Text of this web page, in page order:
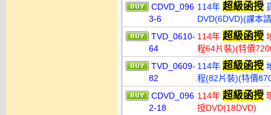
CDVD_096
3-6
114年 超級函授
DVD(6DVD)(課本
TVD_0610-
64
114年 超級函授
程64片裝)(特價
TVD_0609-
82
114年 超級函授
程(82片裝)(特價
CDVD_096
2-18
114年 超級函授
授DVD(18DVD)